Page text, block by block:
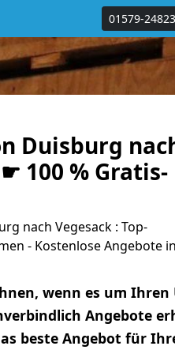
01579-
Duisburg
100 % Gratis-
nach Vegesack : Top-
- Kostenlose Angebote
wenn es um Ihren
Angebote
beste Angebot für